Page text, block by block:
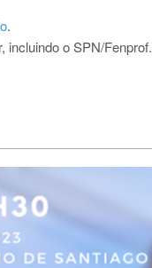
.
incluindo o SPN/Fenprof.